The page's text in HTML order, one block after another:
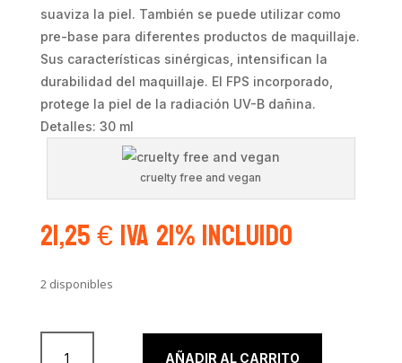
suaviza la piel. También se puede utilizar como
pre-base para diferentes productos de maquillaje.
Sus características sinérgicas, intensifican la
durabilidad del maquillaje. El FPS incorporado,
protege la piel de la radiación UV-B dañina.
Detalles: 30 ml
cruelty free and vegan
21,25€IVA 21% Incluido
2 disponibles
Invisible Matt Plus de Kryolan cantidad
AÑADIR AL CARRITO